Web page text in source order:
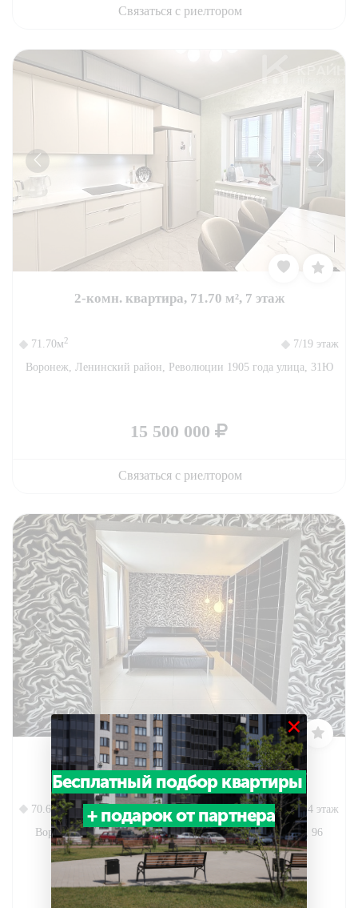
Связаться с риелтором
2-комн. квартира, 71.70 м², 7 этаж
71.70м2
7/19 этаж
Воронеж, Ленинский район, Революции 1905 года улица, 31Ю
15 500 000
Связаться с риелтором
2-комн. квартира, 70.60 м², 8 этаж
70.60м2
8/14 этаж
Воронеж, Центральный район, Сакко и Ванцетти улица, 96
15 290 000
Бесплатный подбор квартиры
+ подарок от партнера
×